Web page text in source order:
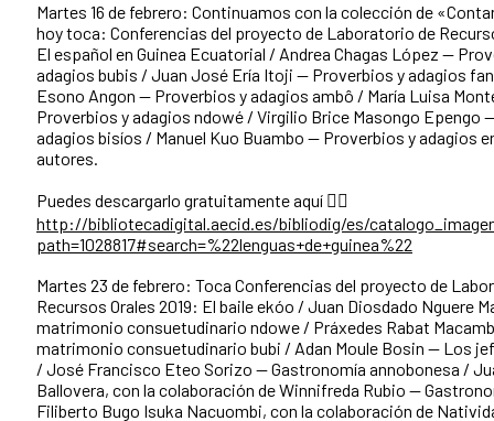
Martes 16 de febrero: Continuamos con la colección de
hoy toca: Conferencias del proyecto de Laboratorio de
El español en Guinea Ecuatorial / Andrea Chagas López --
adagios bubis / Juan José Ería Itoji -- Proverbios y adagios
Esono Angon -- Proverbios y adagios ambô / María Luisa
Proverbios y adagios ndowé / Virgilio Brice Masongo Epengo
adagios bisíos / Manuel Kuo Buambo -- Proverbios y adagios
autores.
Puedes descargarlo gratuitamente aquí 👇🏾
http://bibliotecadigital.aecid.es/bibliodig/es/
path=1028817#search=%22lenguas+de+guinea%22
Martes 23 de febrero: Toca Conferencias del proyecto de
Recursos Orales 2019: El baile ekóo / Juan Diosdado Nguere
matrimonio consuetudinario ndowe / Práxedes Rabat
matrimonio consuetudinario bubi / Adan Moule Bosin -- Los
/ José Francisco Eteo Sorizo -- Gastronomía annobonesa /
Ballovera, con la colaboración de Winnifreda Rubio --
Filiberto Bugo Isuka Nacuombi, con la colaboración de